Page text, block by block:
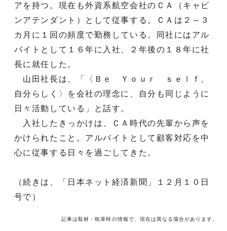
アを持つ。現在も外資系航空会社のＣＡ（キャビ
ンアテンダント）として従事する。ＣＡは２～３
カ月に１回の頻度で勤務している。同社にはアル
バイトとして１６年に入社、２年後の１８年に社
長に就任した。
山田社長は、「〈Ｂｅ Ｙｏｕｒ ｓｅｌｆ、
自分らしく〉を会社の理念に、自分も同じように
日々活動している」と話す。
入社したきっかけは、ＣＡ時代の先輩から声を
かけられたこと。アルバイトとして顧客対応を中
心に従事する日々を過ごしてきた。
（続きは、「日本ネット経済新聞」１２月１０日
号で）
記事は取材・執筆時の情報で、現在は異なる場合があります。